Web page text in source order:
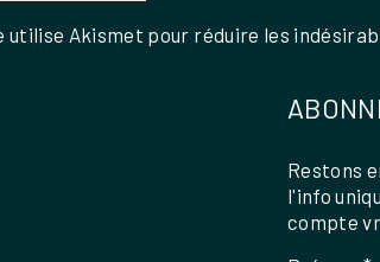
utilise Akismet pour réduire les
Restons
l'info
compte